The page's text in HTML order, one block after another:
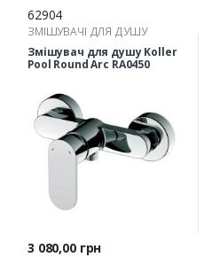
62904
ЗМІШУВАЧІ ДЛЯ ДУШУ
Змішувач для душу Koller
Pool Round Arc RA0450
Ціна
3 080,00 грн